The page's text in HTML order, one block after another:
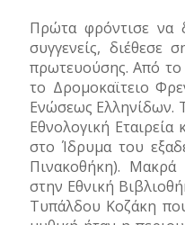
Πρώτα φρόντισε να
συγγενείς, διέθεσε
πρωτευούσης. Από το
το Δρομοκαϊτειο
Ενώσεως Ελληνίδων.
Εθνολογική
στο Ίδρυμα του
Πινακοθήκη).
στην Εθνική
Τυπάλδου Κοζάκη